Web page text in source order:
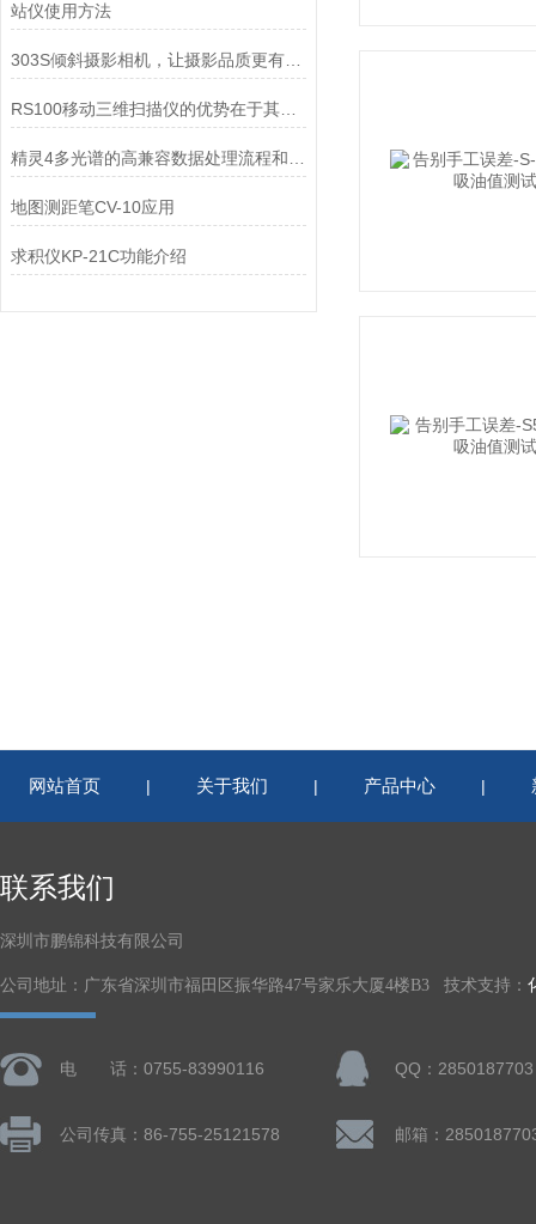
站仪使用方法
303S倾斜摄影相机，让摄影品质更有保障！
RS100移动三维扫描仪的优势在于其便携性和灵活性
地图测距笔CV-10应用
求积仪KP-21C功能介绍
网站首页 | 关于我们 | 产品中心 |
联系我们
深圳市鹏锦科技有限公司
公司地址：广东省深圳市福田区振华路47号家乐大厦4楼B3 技术支持：
电 话：0755-83990116 QQ：2850187703
公司传真：86-755-25121578 邮箱：